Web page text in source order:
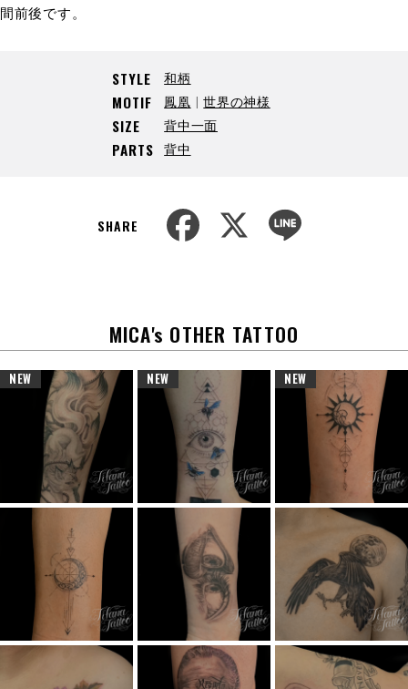
間前後です。
STYLE 和柄
MOTIF 鳳凰 世界の神様
SIZE 背中一面
PARTS 背中
SHARE
MICA's OTHER TATTOO
NEW NEW NEW